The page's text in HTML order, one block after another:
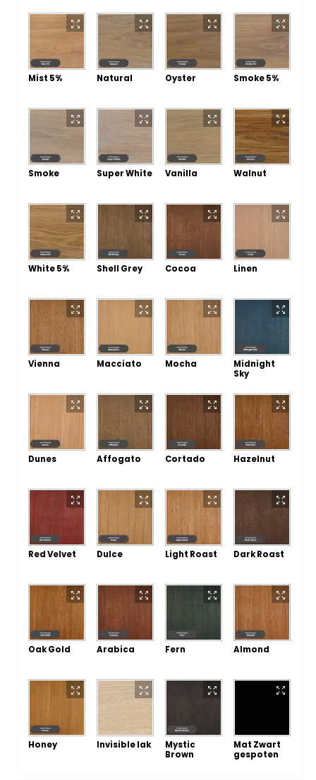
Mist 5% Natural Oyster Smoke 5%
Smoke Super White Vanilla Walnut
White 5% Shell Grey Cocoa Linen
Vienna Macciato Mocha
Midnight
Sky
Dunes Affogato Cortado Hazelnut
Red Velvet Dulce Light Roast Dark Roast
Oak Gold Arabica Fern Almond
Honey Invisible lak
Mystic
Brown
Mat Zwart
gespoten